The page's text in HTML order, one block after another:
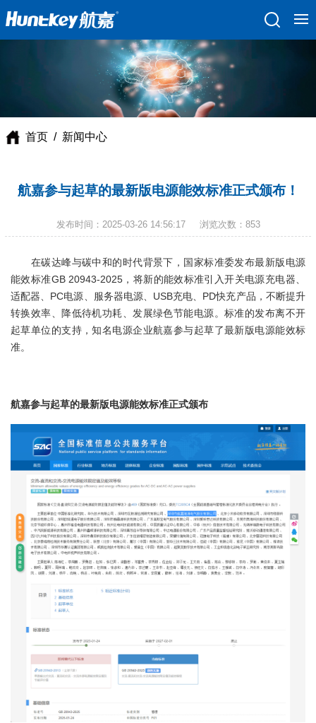
首页 / 新闻中心
航嘉参与起草的最新版电源能效标准正式颁布！
发布时间： 2025-03-26 14:56:17 浏览次数： 853
在碳达峰与碳中和的时代背景下，国家标准委发布最新版电源
能效标准GB 20943-2025，将新的能效标准引入开关电源充电器、
适配器、PC电源、服务器电源、USB充电、PD快充产品，不断提升
转换效率、降低待机功耗、发展绿色节能电源。标准的发布离不开
起草单位的支持，知名电源企业航嘉参与起草了最新版电源能效标
准。
航嘉参与起草的最新版电源能效标准正式颁布